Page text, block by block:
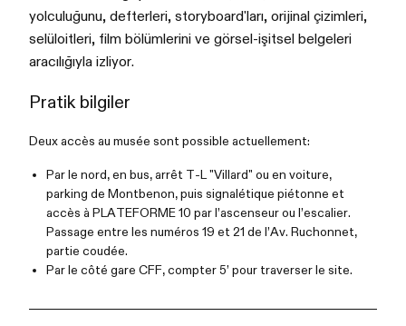
yolculuğunu, defterleri, storyboard'ları, orijinal çizimleri,
selüloitleri, film bölümlerini ve görsel-işitsel belgeleri
aracılığıyla izliyor.
Pratik bilgiler
Deux accès au musée sont possible actuellement:
Par le nord, en bus, arrêt T-L "Villard" ou en voiture,
parking de Montbenon, puis signalétique piétonne et
accès à PLATEFORME 10 par l’ascenseur ou l’escalier.
Passage entre les numéros 19 et 21 de l’Av. Ruchonnet,
partie coudée.
Par le côté gare CFF, compter 5’ pour traverser le site.